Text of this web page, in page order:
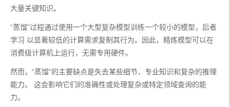
大量关键知识。
“蒸馏”过程通过使用一个大型复杂模型训练一个较小的模型，后者
学习 以显著较低的计算需求复制其行为。因此，精炼模型可以在
消费级计算机上运行，无需专用硬件。
然而，“蒸馏”的主要缺点是失去某些细节、专业知识和复杂的推理
能力。 这会影响它们的准确性或处理复杂或特定领域查询的能
力。